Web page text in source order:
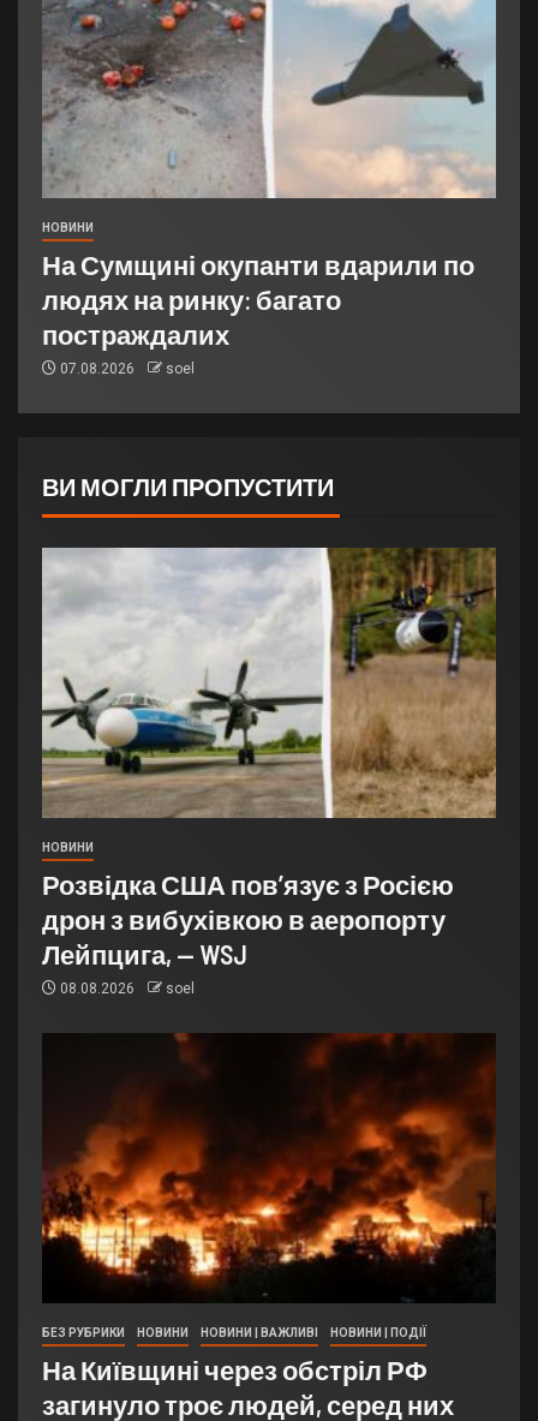
НОВИНИ
На Сумщині окупанти вдарили по
людях на ринку: багато
постраждалих
07.08.2026 soel
ВИ МОГЛИ ПРОПУСТИТИ
НОВИНИ
Розвідка США пов’язує з Росією
дрон з вибухівкою в аеропорту
Лейпцига, — WSJ
08.08.2026 soel
БЕЗ РУБРИКИ НОВИНИ НОВИНИ | ВАЖЛИВІ НОВИНИ | ПОДІЇ
На Київщині через обстріл РФ
загинуло троє людей, серед них